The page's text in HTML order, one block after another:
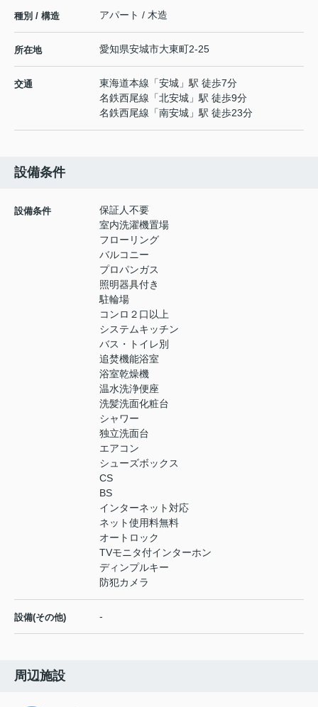
種別 / 構造 アパート / 木造
所在地 愛知県安城市大東町2-25
交通 東海道本線 「安城 」駅 徒歩7分
名鉄西尾線 「北安城 」駅 徒歩9分
名鉄西尾線 「南安城 」駅 徒歩23分
設備条件
設備条件
保証人不要
室内洗濯機置場
フローリング
バルコニー
プロパンガス
照明器具付き
駐輪場
コンロ２口以上
システムキッチン
バス・トイレ別
追焚機能浴室
浴室乾燥機
温水洗浄便座
洗髪洗面化粧台
シャワー
独立洗面台
エアコン
シューズボックス
CS
BS
インターネット対応
ネット使用料無料
オートロック
TVモニタ付インターホン
ディンプルキー
防犯カメラ
設備(その他) -
周辺施設